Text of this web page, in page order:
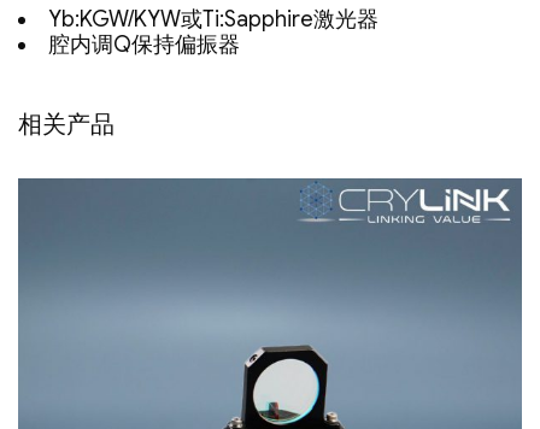
Yb:KGW/KYW或Ti:Sapphire激光器
腔内调Q保持偏振器
相关产品